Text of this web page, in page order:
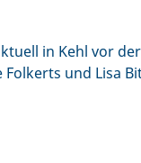
in Kehl vor
Folkerts und Lisa